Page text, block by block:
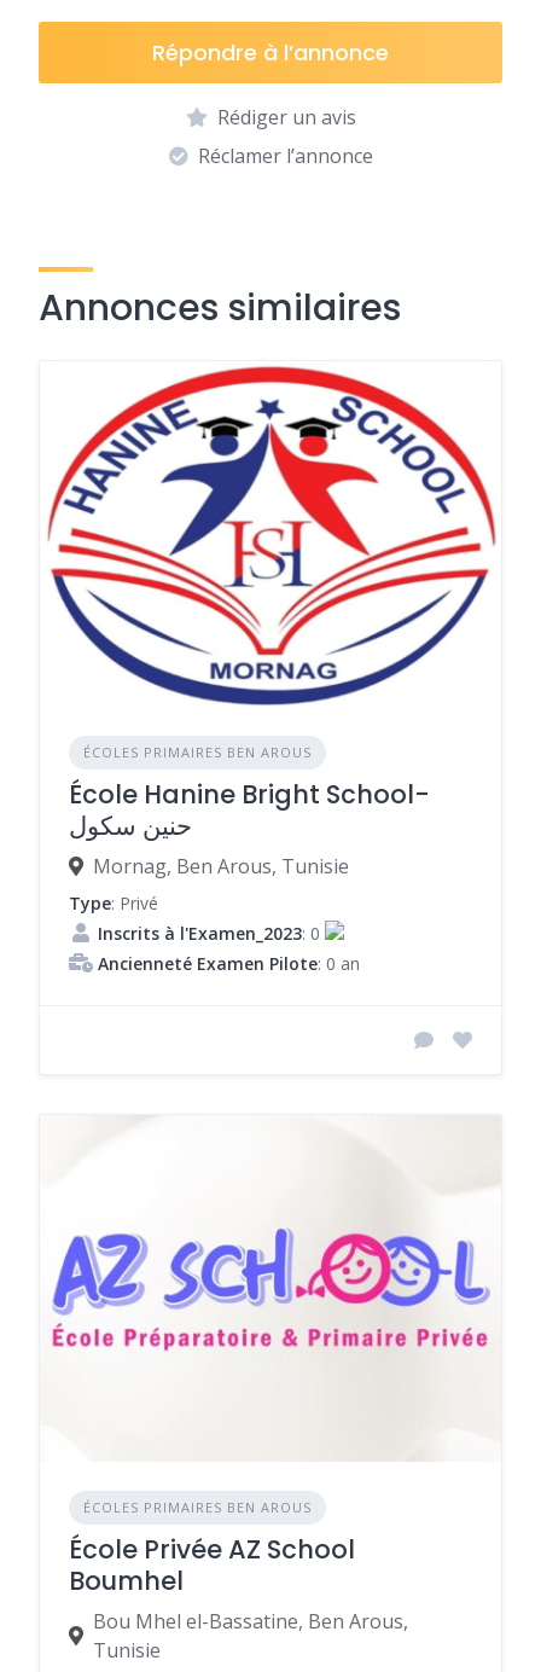
Répondre à l’annonce
Rédiger un avis
Réclamer l’annonce
Annonces similaires
ÉCOLES PRIMAIRES BEN AROUS
École Hanine Bright School-
حنين سكول
Mornag, Ben Arous, Tunisie
Type: Privé
Inscrits à l'Examen_2023: 0
Ancienneté Examen Pilote: 0 an
ÉCOLES PRIMAIRES BEN AROUS
École Privée AZ School
Boumhel
Bou Mhel el-Bassatine, Ben Arous,
Tunisie